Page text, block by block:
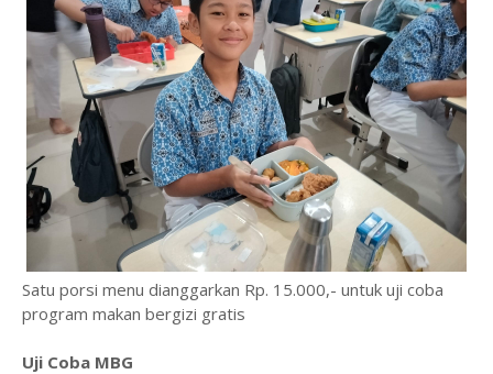
Satu porsi menu dianggarkan Rp. 15.000,- untuk uji coba
program makan bergizi gratis
Uji Coba MBG